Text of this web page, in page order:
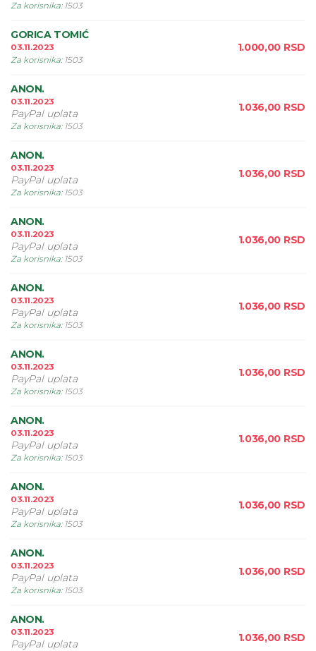
Za korisnika: 1503
GORICA TOMIĆ
03.11.2023
Za korisnika: 1503
1.000,00 RSD
ANON.
03.11.2023
PayPal uplata
Za korisnika: 1503
1.036,00 RSD
ANON.
03.11.2023
PayPal uplata
Za korisnika: 1503
1.036,00 RSD
ANON.
03.11.2023
PayPal uplata
Za korisnika: 1503
1.036,00 RSD
ANON.
03.11.2023
PayPal uplata
Za korisnika: 1503
1.036,00 RSD
ANON.
03.11.2023
PayPal uplata
Za korisnika: 1503
1.036,00 RSD
ANON.
03.11.2023
PayPal uplata
Za korisnika: 1503
1.036,00 RSD
ANON.
03.11.2023
PayPal uplata
Za korisnika: 1503
1.036,00 RSD
ANON.
03.11.2023
PayPal uplata
Za korisnika: 1503
1.036,00 RSD
ANON.
03.11.2023
PayPal uplata 1.036,00 RSD